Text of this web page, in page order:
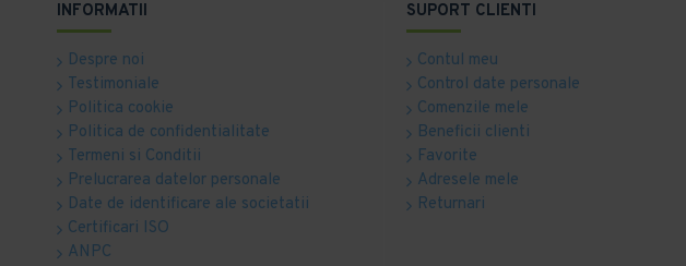
INFORMATII
Despre noi
Testimoniale
Politica cookie
Politica de confidentialitate
Termeni si Conditii
Prelucrarea datelor personale
Date de identificare ale societatii
Certificari ISO
ANPC
SUPORT CLIENTI
Contul meu
Control date personale
Comenzile mele
Beneficii clienti
Favorite
Adresele mele
Returnari